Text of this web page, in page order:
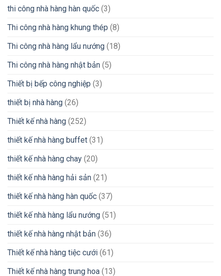
thi công nhà hàng hàn quốc (3)
Thi công nhà hàng khung thép (8)
Thi công nhà hàng lẩu nướng (18)
Thi công nhà hàng nhật bản (5)
Thiết bị bếp công nghiệp (3)
thiết bị nhà hàng (26)
Thiết kế nhà hàng (252)
thiết kế nhà hàng buffet (31)
thiết kế nhà hàng chay (20)
thiết kế nhà hàng hải sản (21)
thiết kế nhà hàng hàn quốc (37)
thiết kế nhà hàng lẩu nướng (51)
thiết kế nhà hàng nhật bản (36)
Thiết kế nhà hàng tiệc cưới (61)
Thiết kế nhà hàng trung hoa (13)